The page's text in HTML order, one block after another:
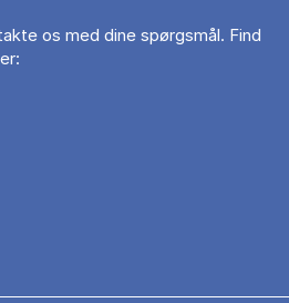
os med dine spørgsmål. Find